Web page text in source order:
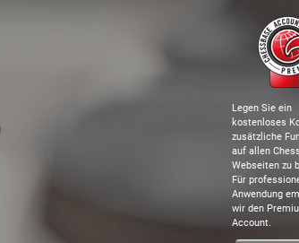
Legen Sie ein
kostenloses
zusätzliche
auf allen
Webseiten zu
Für
Anwendung
wir den
Account.